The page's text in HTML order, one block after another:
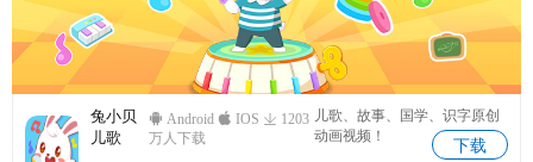
原创
载
兔小贝儿童
故事
Android IOS
1069
儿童故事专业版，海
选专题！
下